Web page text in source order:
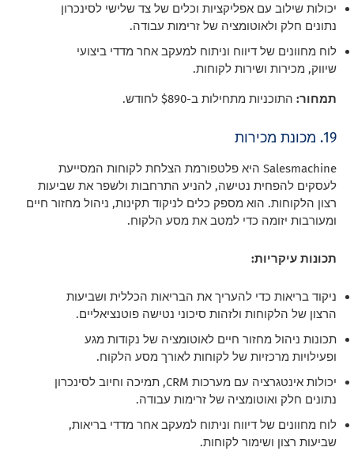
יכולות שילוב עם אפליקציות וכלים של צד שלישי לסינכרון
נתונים חלק ולאוטומציה של זרימות עבודה.
לוח מחוונים של דיווח וניתוח למעקב אחר מדדי ביצועי
שיווק, מכירות ושירות לקוחות.
תמחור: התוכניות מתחילות ב-$890 לחודש.
19. מכונת מכירות
Salesmachine היא פלטפורמת הצלחת לקוחות המסייעת
לעסקים להפחית נטישה, להניע התרחבות ולשפר את שביעות
רצון הלקוחות. הוא מספק כלים לניקוד תקינות, ניהול מחזור חיים
ומעורבות יזומה כדי למטב את מסע הלקוח.
תכונות עיקריות:
ניקוד בריאות כדי להעריך את הבריאות הכללית ושביעות
הרצון של הלקוחות ולזהות סיכוני נטישה פוטנציאליים.
תכונות ניהול מחזור חיים לאוטומציה של נקודות מגע
ופעילויות מרכזיות של לקוחות לאורך מסע הלקוח.
יכולות אינטגרציה עם מערכות CRM, תמיכה וחיוב לסינכרון
נתונים חלק ואוטומציה של זרימות עבודה.
לוח מחוונים של דיווח וניתוח למעקב אחר מדדי בריאות,
שביעות רצון ושימור לקוחות.